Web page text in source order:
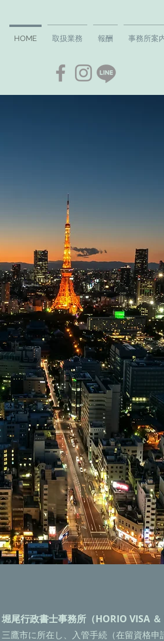
HOME 取扱業務 報酬 事務所案
堀尾行政書士事務所（HORIO VISA ＆
三鷹市に所在し、入管手続（在留資格